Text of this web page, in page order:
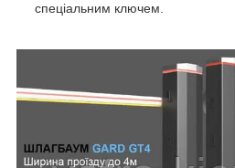
спеціальним ключем.